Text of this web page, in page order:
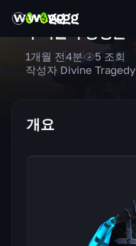
작성자 Divine Tragedy
1개월 전4분 5 조회
개요